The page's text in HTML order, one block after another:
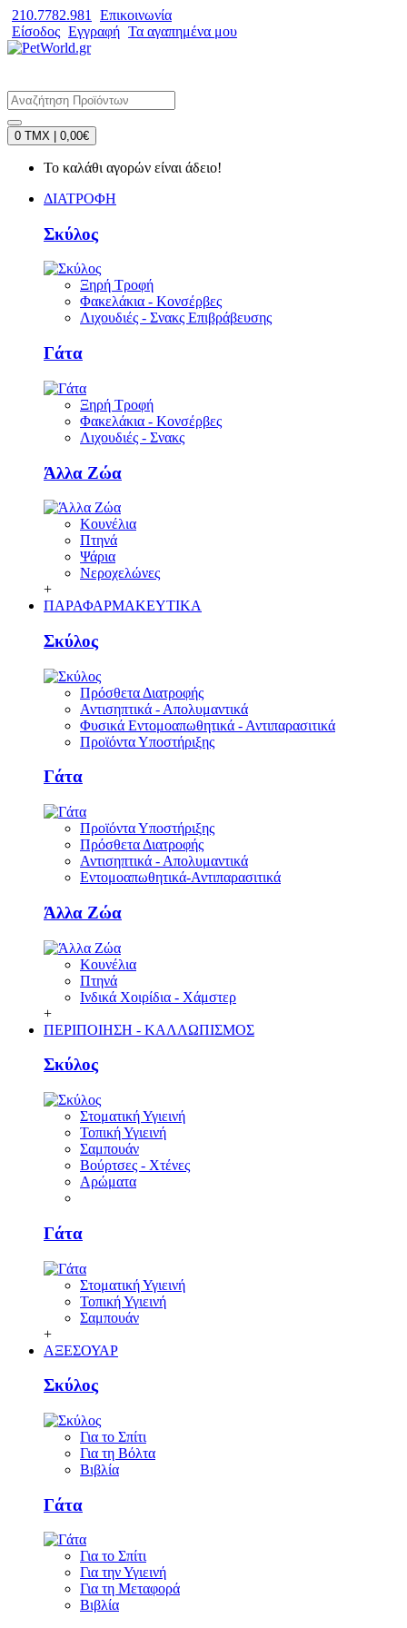
210.7782.981
Επικοινωνία
Είσοδος Εγγραφή Τα αγαπημένα μου
0 TMX | 0,00€
Το καλάθι αγορών είναι άδειο!
ΔΙΑΤΡΟΦΗ
Σκύλος
Ξηρή Τροφή
Φακελάκια - Κονσέρβες
Λιχουδιές - Σνακς Επιβράβευσης
Γάτα
Ξηρή Τροφή
Φακελάκια - Κονσέρβες
Λιχουδιές - Σνακς
Άλλα Ζώα
Κουνέλια
Πτηνά
Ψάρια
Νεροχελώνες
+
ΠΑΡΑΦΑΡΜΑΚΕΥΤΙΚΑ
Σκύλος
Πρόσθετα Διατροφής
Αντισηπτικά - Απολυμαντικά
Φυσικά Εντομοαπωθητικά - Αντιπαρασιτικά
Προϊόντα Υποστήριξης
Γάτα
Προϊόντα Υποστήριξης
Πρόσθετα Διατροφής
Αντισηπτικά - Απολυμαντικά
Εντομοαπωθητικά-Αντιπαρασιτικά
Άλλα Ζώα
Κουνέλια
Πτηνά
Ινδικά Χοιρίδια - Χάμστερ
+
ΠΕΡΙΠΟΙΗΣΗ - ΚΑΛΛΩΠΙΣΜΟΣ
Σκύλος
Στοματική Υγιεινή
Τοπική Υγιεινή
Σαμπουάν
Βούρτσες - Χτένες
Αρώματα
Γάτα
Στοματική Υγιεινή
Τοπική Υγιεινή
Σαμπουάν
+
ΑΞΕΣΟΥΑΡ
Σκύλος
Για το Σπίτι
Για τη Βόλτα
Βιβλία
Γάτα
Για το Σπίτι
Για την Υγιεινή
Για τη Μεταφορά
Βιβλία